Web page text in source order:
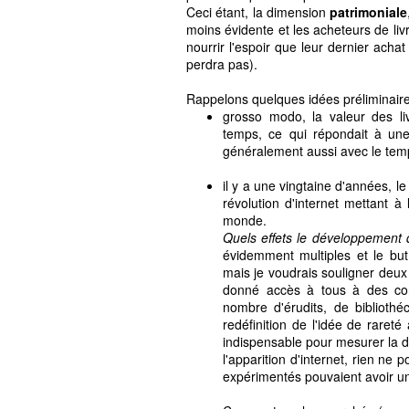
Ceci étant, la dimensionpatrimoniale
moins évidente et les acheteurs de
nourrir l'espoir que leur dernier
perdra pas).
Rappelons quelques idées
grosso modo, la valeur des
temps, ce qui répondait à
généralement aussi avec le
il y a une vingtaine d'années,
révolution d'internet mettant
monde.
Quels effets le
évidemment multiples et le
mais je voudrais souligner
donné accès à tous à des
nombre d'érudits, de
redéfinition de l'idée de
indispensable pour mesurer la
l'apparition d'internet, rien ne
expérimentés pouvaient avoir